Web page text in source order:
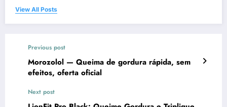
View All Posts
Previous post
Morozolol — Queima de gordura rápida, sem
efeitos, oferta oficial
Next post